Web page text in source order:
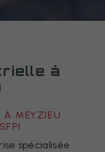
à
À MEYZIEU
spécialisée